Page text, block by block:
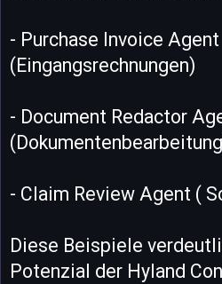
- Purchase Invoice Agent
(Eingangsrechnungen)
- Document Redactor
- Claim Review Agent (
Diese Beispiele
Potenzial der Hyland